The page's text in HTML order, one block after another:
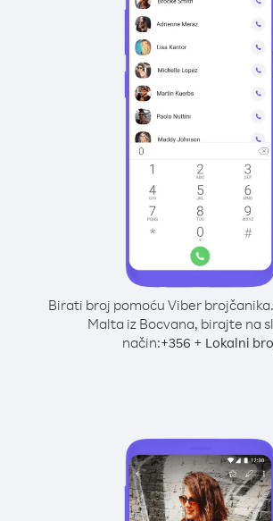
Birati broj pomoću Viber brojčanika.
Malta iz Bocvana, birajte na
način:+356 + Lokalni